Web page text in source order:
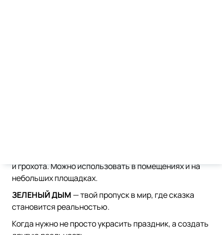
и грохота. Можно использовать в помещениях и на
небольших площадках.
ЗЕЛЕНЫЙ ДЫМ — твой пропуск в мир, где сказка
становится реальностью.
Когда нужно не просто украсить праздник, а создать